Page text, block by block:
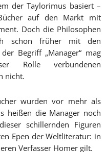
der Taylorimus basiert –
auf den Markt mit
Doch die Philosophen
schon früher mit den
Begriff „Manager“ mag
verbundenen
nicht.
wurden vor mehr als
heißen die Manager noch
schillernden Figuren
Epen der Weltliteratur: in
Verfasser Homer gilt.